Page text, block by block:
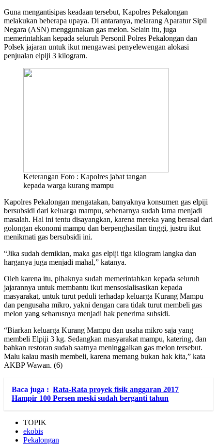
Guna mengantisipas keadaan tersebut, Kapolres Pekalongan
melakukan beberapa upaya. Di antaranya, melarang Aparatur Sipil
Negara (ASN) menggunakan gas melon. Selain itu, juga
memerintahkan kepada seluruh Personil Polres Pekalongan dan
Polsek jajaran untuk ikut mengawasi penyelewengan alokasi
penjualan elpiji 3 kilogram.
Keterangan Foto : Kapolres jabat tangan
kepada warga kurang mampu
Kapolres Pekalongan mengatakan, banyaknya konsumen gas elpiji
bersubsidi dari keluarga mampu, sebenarnya sudah lama menjadi
masalah. Hal ini tentu disayangkan, karena mereka yang berasal dari
golongan ekonomi mampu dan berpenghasilan tinggi, justru ikut
menikmati gas bersubsidi ini.
“Jika sudah demikian, maka gas elpiji tiga kilogram langka dan
harganya juga menjadi mahal,” katanya.
Oleh karena itu, pihaknya sudah memerintahkan kepada seluruh
jajarannya untuk membantu ikut mensosialisasikan kepada
masyarakat, untuk turut peduli terhadap keluarga Kurang Mampu
dan pengusaha mikro, yakni dengan cara tidak turut membeli gas
melon yang seharusnya menjadi hak penerima subsidi.
“Biarkan keluarga Kurang Mampu dan usaha mikro saja yang
membeli Elpiji 3 kg. Sedangkan masyarakat mampu, katering, dan
bahkan restoran sudah saatnya meninggalkan gas melon tersebut.
Malu kalau masih membeli, karena memang bukan hak kita,” kata
AKBP Wawan. (6)
Baca juga : Rata-Rata proyek fisik anggaran 2017
Hampir 100 Persen meski sudah berganti tahun
TOPIK
ekobis
Pekalongan